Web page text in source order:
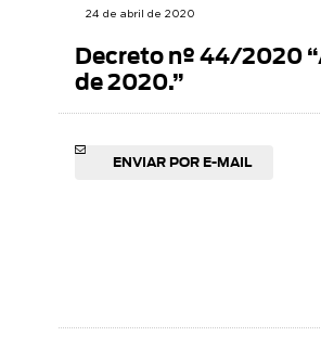
24 de abril de 2020
Decreto nº 44/2020
de 2020.”
ENVIAR POR E-MAIL